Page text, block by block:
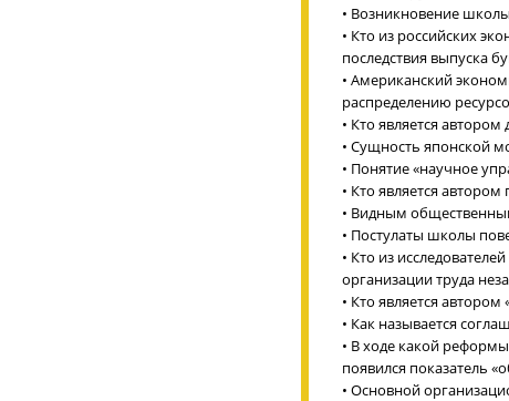
• Возникновение
• Кто из российских
последствия выпуска
• Американский
распределению
• Кто является
• Сущность японской
• Понятие «научное
• Кто является
• Видным
• Постулаты школы
• Кто из
организации труда
• Кто является
• Как называется
• В ходе какой
появился показатель
• Основной